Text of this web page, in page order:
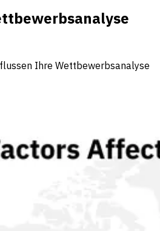
Ihre Wettbewerbsanalyse